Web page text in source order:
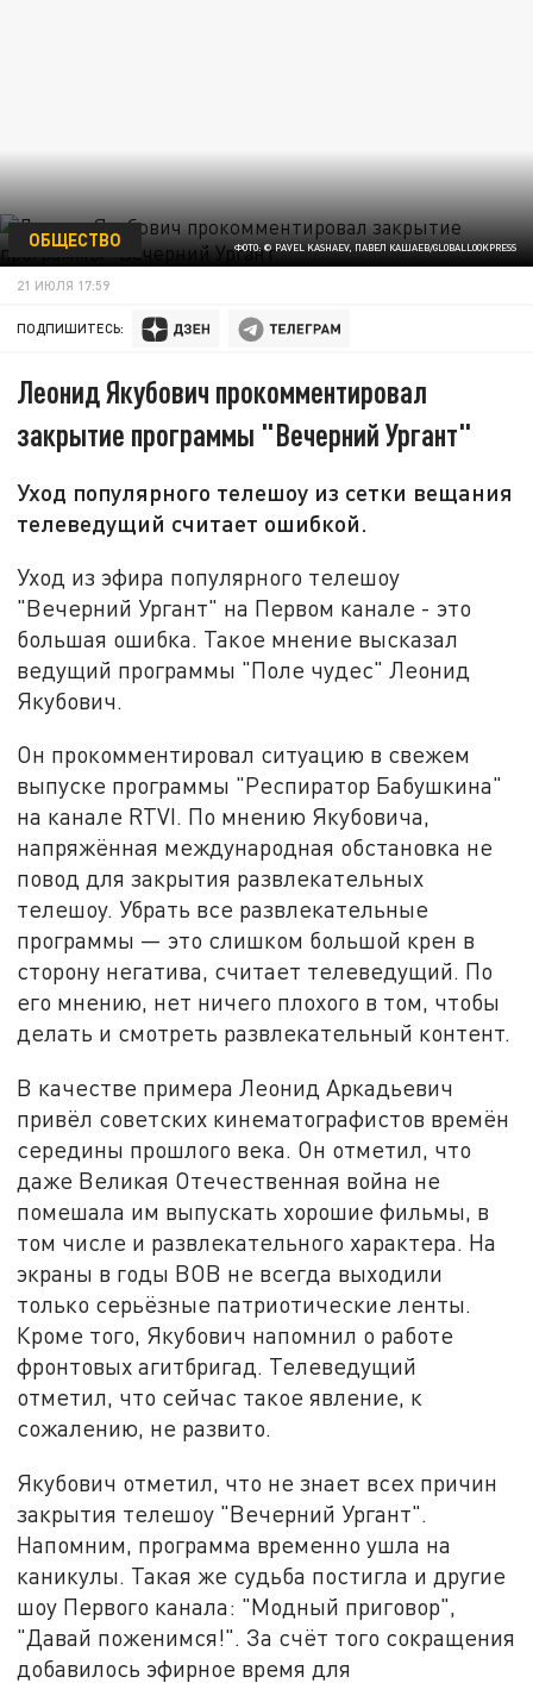
ФОТО: © PAVEL KASHAEV, ПАВЕЛ КАШАЕВ/GLOBALLOOKPRESS
ОБЩЕСТВО
21 ИЮЛЯ 17:59
ПОДПИШИТЕСЬ:
Леонид Якубович прокомментировал
закрытие программы "Вечерний Ургант"
Уход популярного телешоу из сетки вещания
телеведущий считает ошибкой.
Уход из эфира популярного телешоу
"Вечерний Ургант" на Первом канале - это
большая ошибка. Такое мнение высказал
ведущий программы "Поле чудес" Леонид
Якубович.
Он прокомментировал ситуацию в свежем
выпуске программы "Респиратор Бабушкина"
на канале RTVI. По мнению Якубовича,
напряжённая международная обстановка не
повод для закрытия развлекательных
телешоу. Убрать все развлекательные
программы — это слишком большой крен в
сторону негатива, считает телеведущий. По
его мнению, нет ничего плохого в том, чтобы
делать и смотреть развлекательный контент.
В качестве примера Леонид Аркадьевич
привёл советских кинематографистов времён
середины прошлого века. Он отметил, что
даже Великая Отечественная война не
помешала им выпускать хорошие фильмы, в
том числе и развлекательного характера. На
экраны в годы ВОВ не всегда выходили
только серьёзные патриотические ленты.
Кроме того, Якубович напомнил о работе
фронтовых агитбригад. Телеведущий
отметил, что сейчас такое явление, к
сожалению, не развито.
Якубович отметил, что не знает всех причин
закрытия телешоу "Вечерний Ургант".
Напомним, программа временно ушла на
каникулы. Такая же судьба постигла и другие
шоу Первого канала: "Модный приговор",
"Давай поженимся!". За счёт того сокращения
добавилось эфирное время для